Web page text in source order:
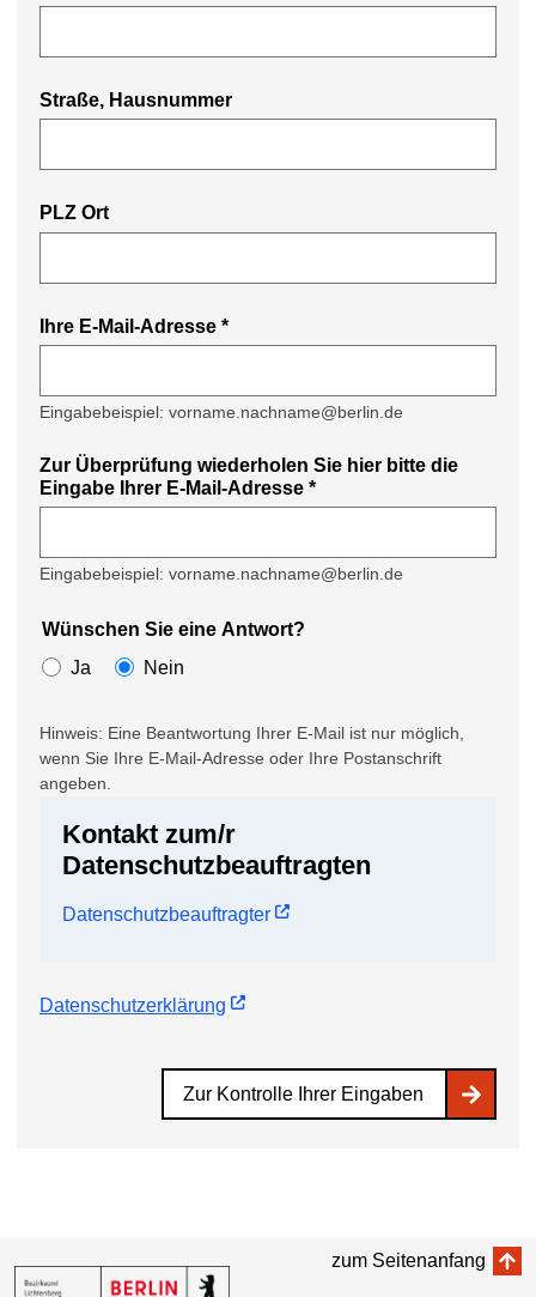
Straße, Hausnummer
PLZ Ort
Ihre E-Mail-Adresse *
Eingabebeispiel: vorname.nachname@berlin.de
Zur Überprüfung wiederholen Sie hier bitte die
Eingabe Ihrer E-Mail-Adresse *
Eingabebeispiel: vorname.nachname@berlin.de
Wünschen Sie eine Antwort?
Ja
Nein
Hinweis: Eine Beantwortung Ihrer E-Mail ist nur möglich,
wenn Sie Ihre E-Mail-Adresse oder Ihre Postanschrift
angeben.
Kontakt zum/r
Datenschutzbeauftragten
Datenschutzbeauftragter
Datenschutzerklärung
Zur Kontrolle Ihrer Eingaben
zum Seitenanfang